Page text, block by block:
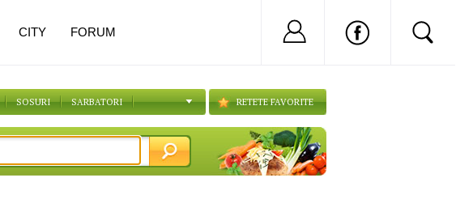
SOSURI SARBATORI RETETE FAVORITE
CITY FORUM Nu ai cont?